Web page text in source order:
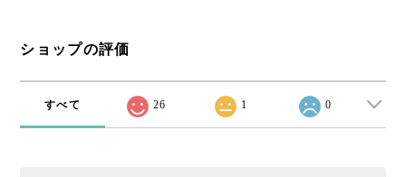
ショップの評価
すべて 26 1 0